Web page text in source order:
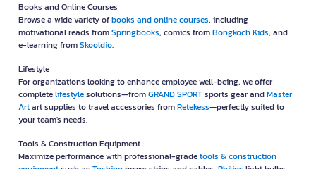
Books and Online Courses
Browse a wide variety ofbooks and online courses, including
motivational reads fromSpringbooks, comics fromBongkoch Kids, and
e-learning fromSkooldio.
Lifestyle
For organizations looking to enhance employee well-being, we offer
completelifestylesolutions—fromGRAND SPORTsports gear andMaster
Artart supplies to travel accessories fromRetekess—perfectly suited to
your team's needs.
Tools & Construction Equipment
Maximize performance with professional-gradetools & construction